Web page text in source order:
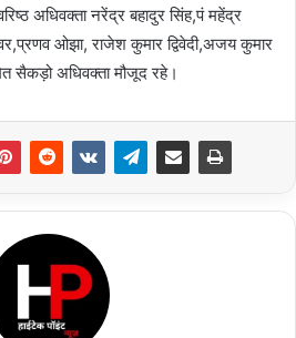
अधिवक्ता नरेंद्र बहादुर सिंह,पं महेंद्र
ओझा, राजेश कुमार द्विवेदी,अजय कुमार
सैकड़ो अधिवक्ता मौजूद रहे।